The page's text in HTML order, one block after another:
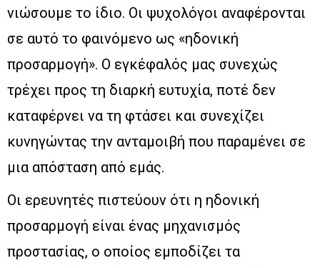
νιώσουμε το ίδιο. Οι ψυχολόγοι αναφέρονται
σε αυτό το φαινόμενο ως «ηδονική
προσαρμογή». Ο εγκέφαλός μας συνεχώς
τρέχει προς τη διαρκή ευτυχία, ποτέ δεν
καταφέρνει να τη φτάσει και συνεχίζει
κυνηγώντας την ανταμοιβή που παραμένει σε
μια απόσταση από εμάς.
Οι ερευνητές πιστεύουν ότι η ηδονική
προσαρμογή είναι ένας μηχανισμός
προστασίας, ο οποίος εμποδίζει τα